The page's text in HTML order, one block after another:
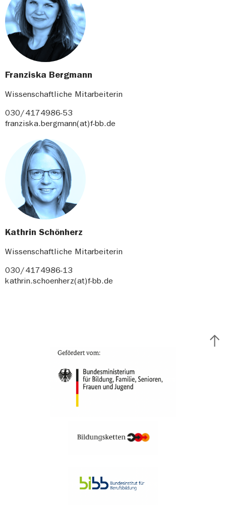
Franziska Bergmann
Wissenschaftliche Mitarbeiterin
030/4174986-53
franziska.bergmann(at)f-bb.de
Kathrin Schönherz
Wissenschaftliche Mitarbeiterin
030/4174986-13
kathrin.schoenherz(at)f-bb.de